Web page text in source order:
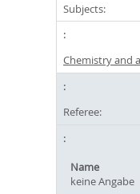
Subjects:
Chemistry and
Referee:
Name
keine Angabe